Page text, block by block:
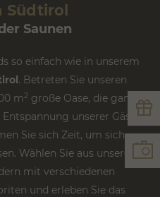
Südtirol
Saunen
so einfach wie in unserem
. Betreten Sie unseren
m2 große Oase, die ganz
unserer Gäste
Sie sich Zeit, um sich
Wählen Sie aus unseren
mit verschiedenen
und erleben Sie das